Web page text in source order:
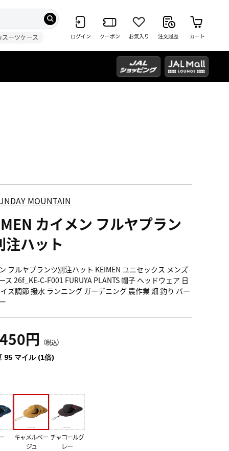
スーツケース ログイン クーポン お気入り 注文履歴 カート
MOUNTAIN
カイメン フルヤプラン
注ハット
フルヤプランツ別注ハット KEIMEN ユニセックス メンズ
ス 26f_KE-C-F001 FURUYA PLANTS 帽子 ヘッドウェア 日
ズ調節 撥水 ランニング ガーデニング 農作業 畑 釣り バー
円 （税込）
95 マイル (1倍)
キャメルベー
ジュ
チャコールグ
レー